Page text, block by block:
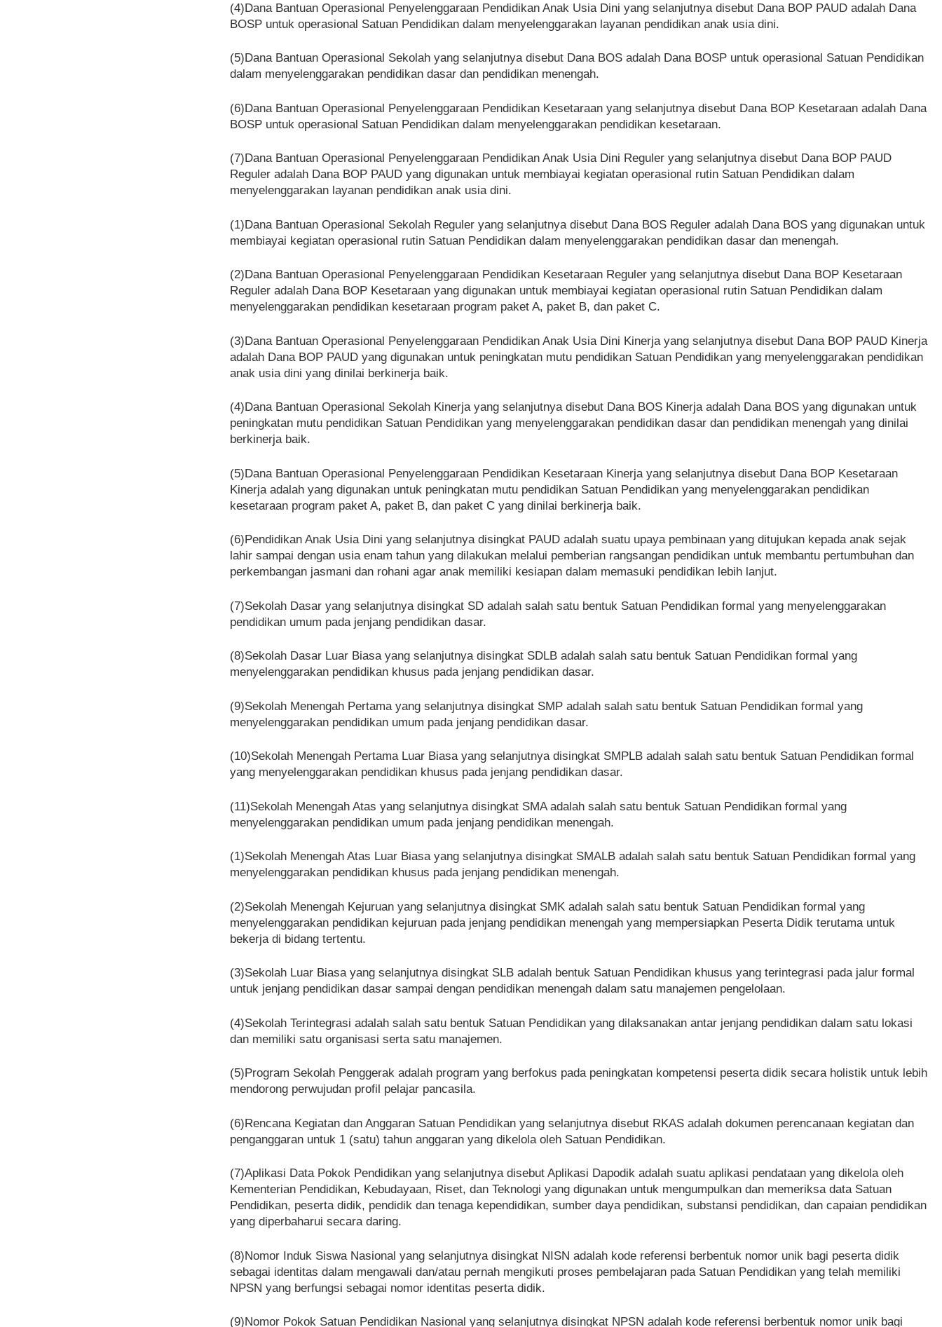
(4)Dana Bantuan Operasional Penyelenggaraan Pendidikan Anak Usia Dini yang selanjutnya disebut Dana BOP PAUD adalah Dana
BOSP untuk operasional Satuan Pendidikan dalam menyelenggarakan layanan pendidikan anak usia dini.
(5)Dana Bantuan Operasional Sekolah yang selanjutnya disebut Dana BOS adalah Dana BOSP untuk operasional Satuan Pendidikan
dalam menyelenggarakan pendidikan dasar dan pendidikan menengah.
(6)Dana Bantuan Operasional Penyelenggaraan Pendidikan Kesetaraan yang selanjutnya disebut Dana BOP Kesetaraan adalah Dana
BOSP untuk operasional Satuan Pendidikan dalam menyelenggarakan pendidikan kesetaraan.
(7)Dana Bantuan Operasional Penyelenggaraan Pendidikan Anak Usia Dini Reguler yang selanjutnya disebut Dana BOP PAUD
Reguler adalah Dana BOP PAUD yang digunakan untuk membiayai kegiatan operasional rutin Satuan Pendidikan dalam
menyelenggarakan layanan pendidikan anak usia dini.
(1)Dana Bantuan Operasional Sekolah Reguler yang selanjutnya disebut Dana BOS Reguler adalah Dana BOS yang digunakan untuk
membiayai kegiatan operasional rutin Satuan Pendidikan dalam menyelenggarakan pendidikan dasar dan menengah.
(2)Dana Bantuan Operasional Penyelenggaraan Pendidikan Kesetaraan Reguler yang selanjutnya disebut Dana BOP Kesetaraan
Reguler adalah Dana BOP Kesetaraan yang digunakan untuk membiayai kegiatan operasional rutin Satuan Pendidikan dalam
menyelenggarakan pendidikan kesetaraan program paket A, paket B, dan paket C.
(3)Dana Bantuan Operasional Penyelenggaraan Pendidikan Anak Usia Dini Kinerja yang selanjutnya disebut Dana BOP PAUD Kinerja
adalah Dana BOP PAUD yang digunakan untuk peningkatan mutu pendidikan Satuan Pendidikan yang menyelenggarakan pendidikan
anak usia dini yang dinilai berkinerja baik.
(4)Dana Bantuan Operasional Sekolah Kinerja yang selanjutnya disebut Dana BOS Kinerja adalah Dana BOS yang digunakan untuk
peningkatan mutu pendidikan Satuan Pendidikan yang menyelenggarakan pendidikan dasar dan pendidikan menengah yang dinilai
berkinerja baik.
(5)Dana Bantuan Operasional Penyelenggaraan Pendidikan Kesetaraan Kinerja yang selanjutnya disebut Dana BOP Kesetaraan
Kinerja adalah yang digunakan untuk peningkatan mutu pendidikan Satuan Pendidikan yang menyelenggarakan pendidikan
kesetaraan program paket A, paket B, dan paket C yang dinilai berkinerja baik.
(6)Pendidikan Anak Usia Dini yang selanjutnya disingkat PAUD adalah suatu upaya pembinaan yang ditujukan kepada anak sejak
lahir sampai dengan usia enam tahun yang dilakukan melalui pemberian rangsangan pendidikan untuk membantu pertumbuhan dan
perkembangan jasmani dan rohani agar anak memiliki kesiapan dalam memasuki pendidikan lebih lanjut.
(7)Sekolah Dasar yang selanjutnya disingkat SD adalah salah satu bentuk Satuan Pendidikan formal yang menyelenggarakan
pendidikan umum pada jenjang pendidikan dasar.
(8)Sekolah Dasar Luar Biasa yang selanjutnya disingkat SDLB adalah salah satu bentuk Satuan Pendidikan formal yang
menyelenggarakan pendidikan khusus pada jenjang pendidikan dasar.
(9)Sekolah Menengah Pertama yang selanjutnya disingkat SMP adalah salah satu bentuk Satuan Pendidikan formal yang
menyelenggarakan pendidikan umum pada jenjang pendidikan dasar.
(10)Sekolah Menengah Pertama Luar Biasa yang selanjutnya disingkat SMPLB adalah salah satu bentuk Satuan Pendidikan formal
yang menyelenggarakan pendidikan khusus pada jenjang pendidikan dasar.
(11)Sekolah Menengah Atas yang selanjutnya disingkat SMA adalah salah satu bentuk Satuan Pendidikan formal yang
menyelenggarakan pendidikan umum pada jenjang pendidikan menengah.
(1)Sekolah Menengah Atas Luar Biasa yang selanjutnya disingkat SMALB adalah salah satu bentuk Satuan Pendidikan formal yang
menyelenggarakan pendidikan khusus pada jenjang pendidikan menengah.
(2)Sekolah Menengah Kejuruan yang selanjutnya disingkat SMK adalah salah satu bentuk Satuan Pendidikan formal yang
menyelenggarakan pendidikan kejuruan pada jenjang pendidikan menengah yang mempersiapkan Peserta Didik terutama untuk
bekerja di bidang tertentu.
(3)Sekolah Luar Biasa yang selanjutnya disingkat SLB adalah bentuk Satuan Pendidikan khusus yang terintegrasi pada jalur formal
untuk jenjang pendidikan dasar sampai dengan pendidikan menengah dalam satu manajemen pengelolaan.
(4)Sekolah Terintegrasi adalah salah satu bentuk Satuan Pendidikan yang dilaksanakan antar jenjang pendidikan dalam satu lokasi
dan memiliki satu organisasi serta satu manajemen.
(5)Program Sekolah Penggerak adalah program yang berfokus pada peningkatan kompetensi peserta didik secara holistik untuk lebih
mendorong perwujudan profil pelajar pancasila.
(6)Rencana Kegiatan dan Anggaran Satuan Pendidikan yang selanjutnya disebut RKAS adalah dokumen perencanaan kegiatan dan
penganggaran untuk 1 (satu) tahun anggaran yang dikelola oleh Satuan Pendidikan.
(7)Aplikasi Data Pokok Pendidikan yang selanjutnya disebut Aplikasi Dapodik adalah suatu aplikasi pendataan yang dikelola oleh
Kementerian Pendidikan, Kebudayaan, Riset, dan Teknologi yang digunakan untuk mengumpulkan dan memeriksa data Satuan
Pendidikan, peserta didik, pendidik dan tenaga kependidikan, sumber daya pendidikan, substansi pendidikan, dan capaian pendidikan
yang diperbaharui secara daring.
(8)Nomor Induk Siswa Nasional yang selanjutnya disingkat NISN adalah kode referensi berbentuk nomor unik bagi peserta didik
sebagai identitas dalam mengawali dan/atau pernah mengikuti proses pembelajaran pada Satuan Pendidikan yang telah memiliki
NPSN yang berfungsi sebagai nomor identitas peserta didik.
(9)Nomor Pokok Satuan Pendidikan Nasional yang selanjutnya disingkat NPSN adalah kode referensi berbentuk nomor unik bagi